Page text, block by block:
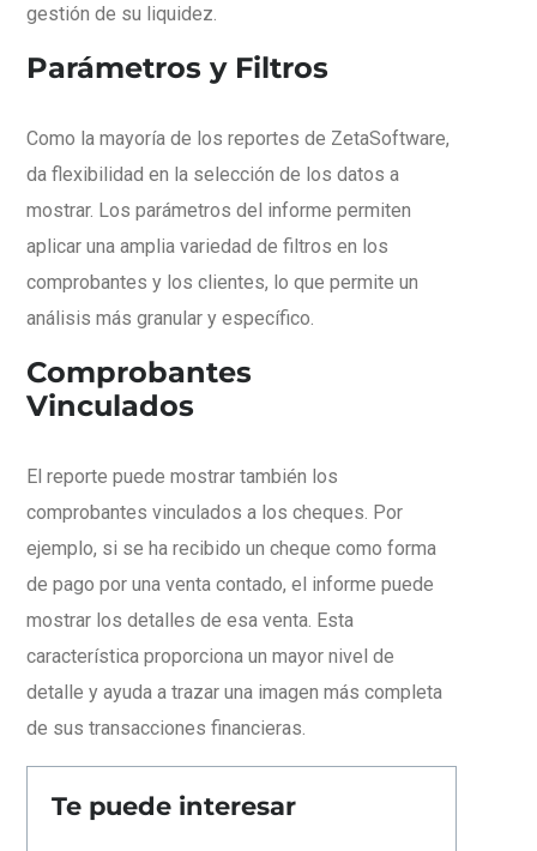
gestión de su liquidez.
Parámetros y Filtros
Como la mayoría de los reportes de ZetaSoftware,
da flexibilidad en la selección de los datos a
mostrar. Los parámetros del informe permiten
aplicar una amplia variedad de filtros en los
comprobantes y los clientes, lo que permite un
análisis más granular y específico.
Comprobantes
Vinculados
El reporte puede mostrar también los
comprobantes vinculados a los cheques. Por
ejemplo, si se ha recibido un cheque como forma
de pago por una venta contado, el informe puede
mostrar los detalles de esa venta. Esta
característica proporciona un mayor nivel de
detalle y ayuda a trazar una imagen más completa
de sus transacciones financieras.
Te puede interesar